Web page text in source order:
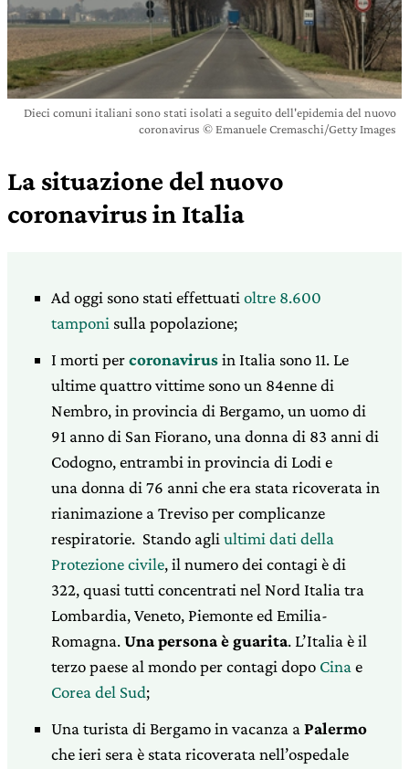
Dieci comuni italiani sono stati isolati a seguito dell'epidemia del nuovo
coronavirus © Emanuele Cremaschi/Getty Images
La situazione del nuovo
coronavirus in Italia
Ad oggi sono stati effettuati oltre 8.600
tamponi sulla popolazione;
I morti percoronavirusin Italia sono 11. Le
ultime quattro vittime sono un 84enne di
Nembro, in provincia di Bergamo, un uomo di
91 anno di San Fiorano, una donna di 83 anni di
Codogno, entrambi in provincia di Lodi e
una donna di 76 anni che era stata ricoverata in
rianimazione a Treviso per complicanze
respiratorie. Stando agli ultimi dati della
Protezione civile, il numero dei contagi è di
322, quasi tutti concentrati nel Nord Italia tra
Lombardia, Veneto, Piemonte ed Emilia-
Romagna.Una persona è guarita. L’Italia è il
terzo paese al mondo per contagi dopo Cina e
Corea del Sud;
Una turista di Bergamo in vacanza a Palermo
che ieri sera è stata ricoverata nell’ospedale